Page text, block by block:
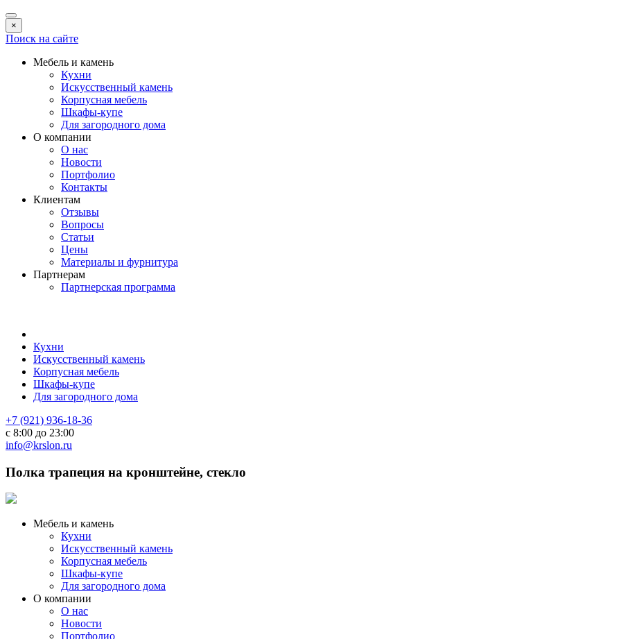
×
Поиск на сайте
Мебель и камень
Кухни
Искусственный камень
Корпусная мебель
Шкафы-купе
Для загородного дома
О компании
О нас
Новости
Портфолио
Контакты
Клиентам
Отзывы
Вопросы
Статьи
Цены
Материалы и фурнитура
Партнерам
Партнерская программа
Кухни
Искусственный камень
Корпусная мебель
Шкафы-купе
Для загородного дома
+7 (921) 936-18-36
с 8:00 до 23:00
info@krslon.ru
Полка трапеция на кронштейне, стекло
Мебель и камень
Кухни
Искусственный камень
Корпусная мебель
Шкафы-купе
Для загородного дома
О компании
О нас
Новости
Портфолио